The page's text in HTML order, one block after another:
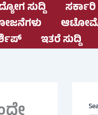
ಸುದ್ದಿ
ಇತರೆ ಸುದ್ದಿ